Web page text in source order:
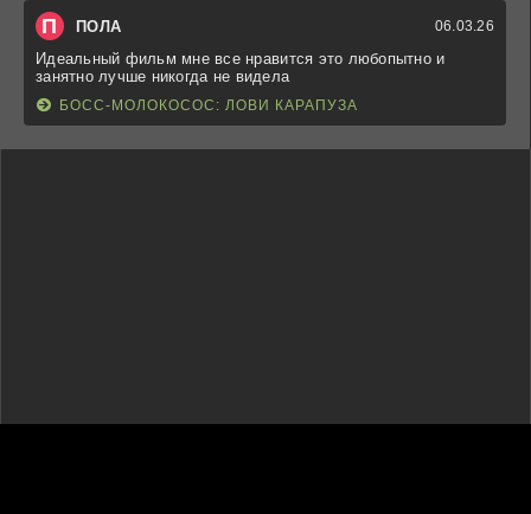
П ПОЛА 06.03.26
Идеальный фильм мне все нравится это любопытно и
занятно лучше никогда не видела
БОСС-МОЛОКОСОС: ЛОВИ КАРАПУЗА